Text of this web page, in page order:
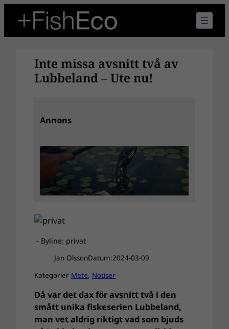
innehåll
Inte missa avsnitt två av
Lubbeland – Ute nu!
Annons
- Byline: privat
Jan OlssonDatum:2024-03-09
Kategorier Mete, Notiser
Då var det dax för avsnitt två i den
smått unika fiskeserien Lubbeland,
man vet aldrig riktigt vad som bjuds